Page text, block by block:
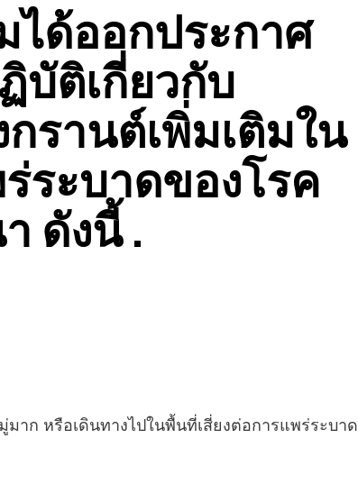
ด้ออกประกาศ
บัติเกี่ยวกับ
รานต์เพิ่มเติมใน
ระบาดของโรค
ดังนี้ .
าก หรือเดินทางไปในพื้นที่เสี่ยงต่อการแพร่ระบาด